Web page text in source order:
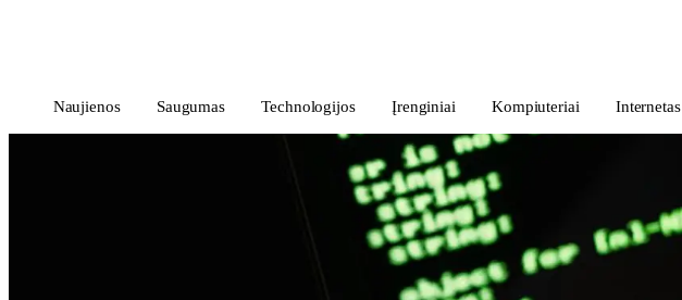
Naujienos Saugumas Technologijos Įrenginiai Kompiuteriai Internetas